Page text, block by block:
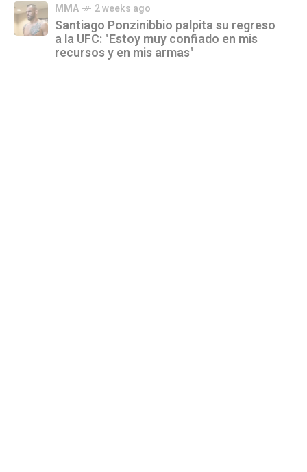
MMA 2 weeks ago
Santiago Ponzinibbio palpita su regreso
a la UFC: "Estoy muy confiado en mis
recursos y en mis armas"